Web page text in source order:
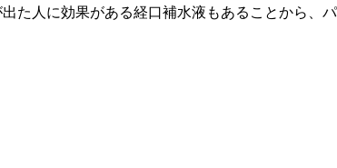
た人に効果がある経口補水液もあることから、